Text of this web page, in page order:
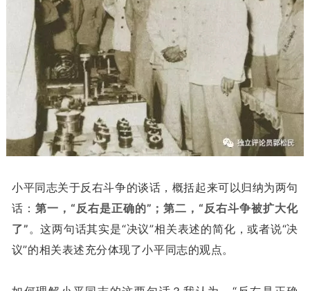
小平同志关于反右斗争的谈话，概括起来可以归纳为两句
话： 第一，“反右是正确的”；第二，“反右斗争被扩大化
了” 。这两句话其实是“决议”相关表述的简化，或者说“决
议”的相关表述充分体现了小平同志的观点。